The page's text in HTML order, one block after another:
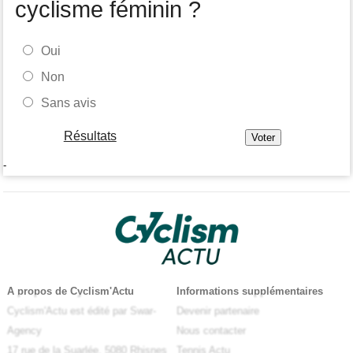
cyclisme féminin ?
Oui
Non
Sans avis
Résultats
-
A propos de Cyclism'Actu
Cyclism'Actu est édité par Swar-
Agency
17 rue de la Suarlée, 5080 Rhisnes
Informations supplémentaires
Devenir partenaire
Nous contacter
Tennis Actu